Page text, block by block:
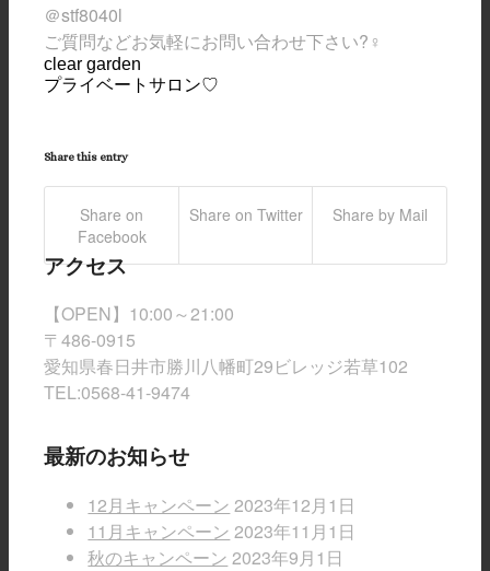
＠stf8040l
ご質問などお気軽にお問い合わせ下さい?‍♀️
clear garden
プライベートサロン♡
Share this entry
Share on
Facebook
Share on Twitter Share by Mail
アクセス
【OPEN】10:00～21:00
〒486-0915
愛知県春日井市勝川八幡町29ビレッジ若草102
TEL:0568-41-9474
最新のお知らせ
12月キャンペーン 2023年12月1日
11月キャンペーン 2023年11月1日
秋のキャンペーン 2023年9月1日